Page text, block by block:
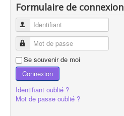
Formulaire de connexion
Identifiant
Mot de passe
Se souvenir de moi
Connexion
Identifiant oublié ?
Mot de passe oublié ?